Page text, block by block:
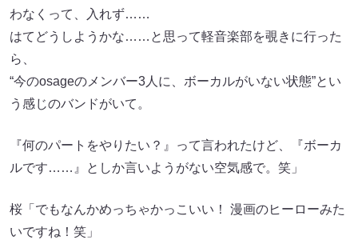
わなくって、入れず……
はてどうしようかな……と思って軽音楽部を覗きに行った
ら、
“今のosageのメンバー3人に、ボーカルがいない状態”とい
う感じのバンドがいて。
『何のパートをやりたい？』って言われたけど、『ボーカ
ルです……』としか言いようがない空気感で。笑」
桜「でもなんかめっちゃかっこいい！ 漫画のヒーローみた
いですね！笑」